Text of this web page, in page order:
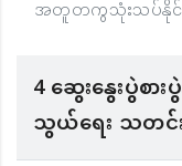
အတူတကွသုံးသပ်နိုင်
4 ဆွေးနွေးပွဲစ
သွယ်ရေး သတ